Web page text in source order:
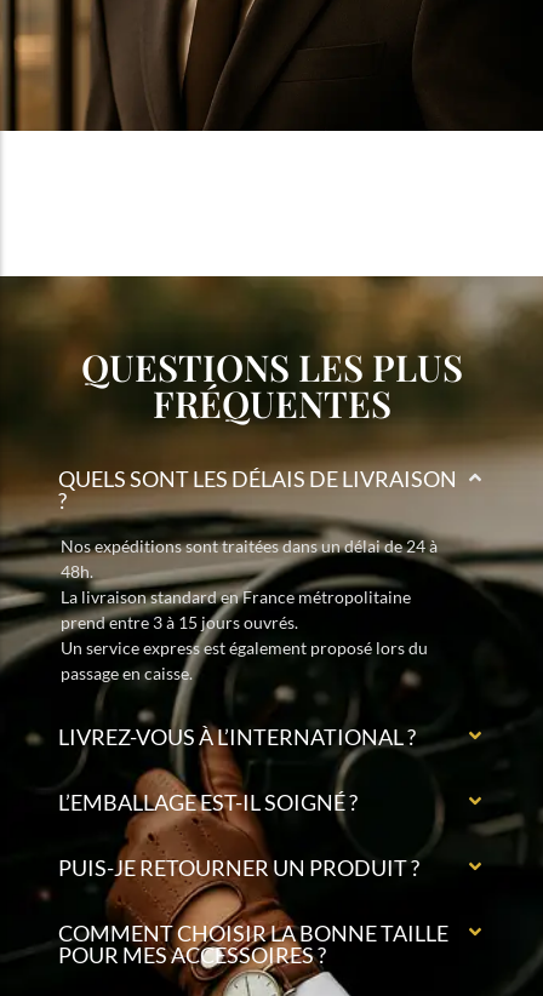
QUESTIONS LES PLUS
FRÉQUENTES
QUELS SONT LES DÉLAIS DE LIVRAISON
?
Nos expéditions sont traitées dans un délai de 24 à
48h.
La livraison standard en France métropolitaine
prend entre 3 à 15 jours ouvrés.
Un service express est également proposé lors du
passage en caisse.
LIVREZ-VOUS À L’INTERNATIONAL ?
L’EMBALLAGE EST-IL SOIGNÉ ?
PUIS-JE RETOURNER UN PRODUIT ?
COMMENT CHOISIR LA BONNE TAILLE
POUR MES ACCESSOIRES ?